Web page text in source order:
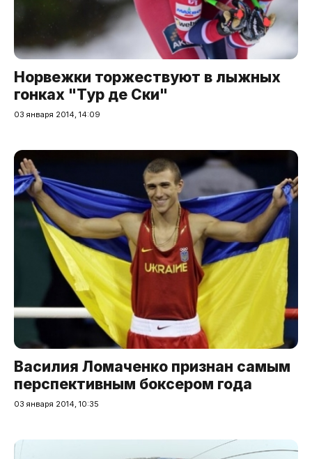
Норвежки торжествуют в лыжных
гонках "Тур де Ски"
03 января 2014, 14:09
Василия Ломаченко признан самым
перспективным боксером года
03 января 2014, 10:35